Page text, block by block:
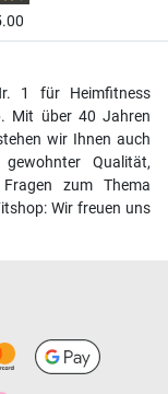
1 für Heimfitness
Mit über 40 Jahren
wir Ihnen auch
Qualität,
zum Thema
Wir freuen uns